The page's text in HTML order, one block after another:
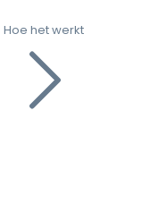
Hoe het werkt